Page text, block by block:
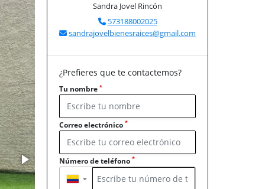
Sandra Jovel Rincón
573188002025
sandrajovelbienesraices@gmail.com
¿Prefieres que te contactemos?
Tu nombre *
Correo electrónico *
Número de teléfono *
▼